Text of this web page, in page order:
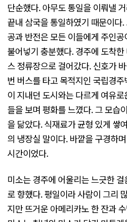
단순했다. 아무도 통일을 이뤄낼
끝내 삼국을 통일하였기 때문이다
공과 반전은 모든 이들에게 주인
불어넣기 충분했다. 경주에 도착
스 정류장으로 걸어갔다. 신호가
번 버스를 타고 목적지인 국립경
이 지내던 도시와는 다르게 여유
들을 보며 평화를 느꼈다. 그 모습
을 닮았다. 식재료가 균형 있게 쌓
의 냉장실 말이다. 바깥을 구경하
시간이었다.
미소는 경주에 어울리는 느긋한
로 향했다. 평일이라 사람이 그리
지만 뜨거운 아메리카노 한 잔과